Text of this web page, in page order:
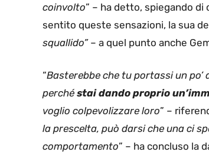
coinvolto” – ha detto, spiegando di
sentito queste sensazioni, la sua
squallido”– a quel punto anche
“Basterebbe che tu portassi un po’
perché stai dando proprio
voglio colpevolizzare loro” –
la prescelta, può darsi che una ci
comportamento” – ha concluso la